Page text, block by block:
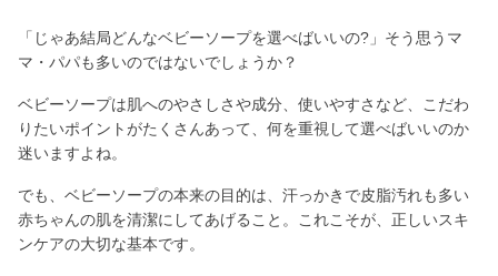
「じゃあ結局どんなベビーソープを選べばいいの?」そう思うマ
マ・パパも多いのではないでしょうか？
ベビーソープは肌へのやさしさや成分、使いやすさなど、こだわ
りたいポイントがたくさんあって、何を重視して選べばいいのか
迷いますよね。
でも、ベビーソープの本来の目的は、汗っかきで皮脂汚れも多い
赤ちゃんの肌を清潔にしてあげること。これこそが、正しいスキ
ンケアの大切な基本です。